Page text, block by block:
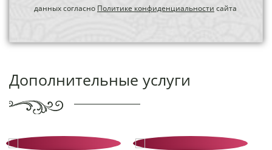
данных согласно Политике конфиденциальности сайта
Дополнительные услуги